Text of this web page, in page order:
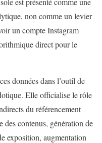
non comme un levier
un compte Instagram
direct pour le
données dans l’outil de
Elle officialise le rôle
du référencement
des contenus, génération de
exposition, augmentation